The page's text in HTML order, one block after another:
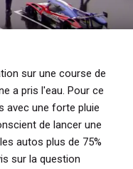
sur une course de
a pris l'eau. Pour ce
avec une forte pluie
de lancer une
autos plus de 75%
sur la question